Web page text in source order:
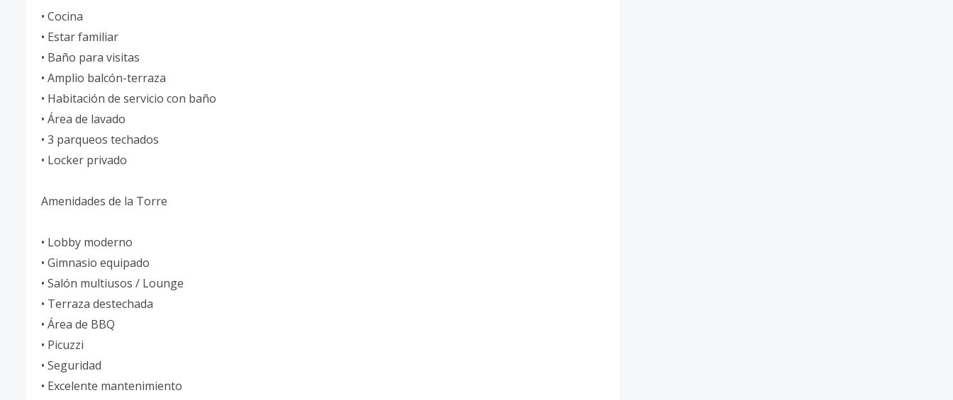
• Cocina
• Estar familiar
• Baño para visitas
• Amplio balcón-terraza
• Habitación de servicio con baño
• Área de lavado
• 3 parqueos techados
• Locker privado
Amenidades de la Torre
• Lobby moderno
• Gimnasio equipado
• Salón multiusos / Lounge
• Terraza destechada
• Área de BBQ
• Picuzzi
• Seguridad
• Excelente mantenimiento